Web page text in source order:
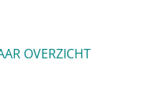
OVERZICHT